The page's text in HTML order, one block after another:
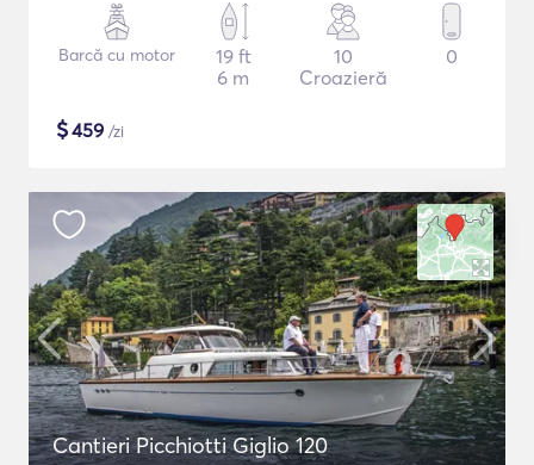
Barcă cu motor
19 ft
6 m
10
Croazieră
0
$459 /zi
Cantieri Picchiotti Giglio 120